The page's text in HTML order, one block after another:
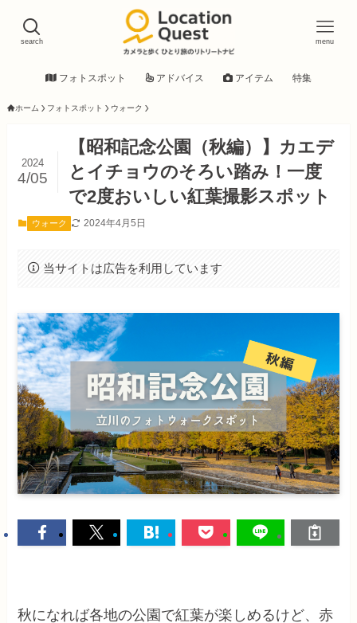
search menu
フォトスポット アドバイス アイテム 特集
ホーム フォトスポット ウォーク
【昭和記念公園（秋編）】カエデ
とイチョウのそろい踏み！一度
で2度おいしい紅葉撮影スポット
2024
4/05
ウォーク 2024年4月5日
当サイトは広告を利用しています
秋になれば各地の公園で紅葉が楽しめるけど、赤